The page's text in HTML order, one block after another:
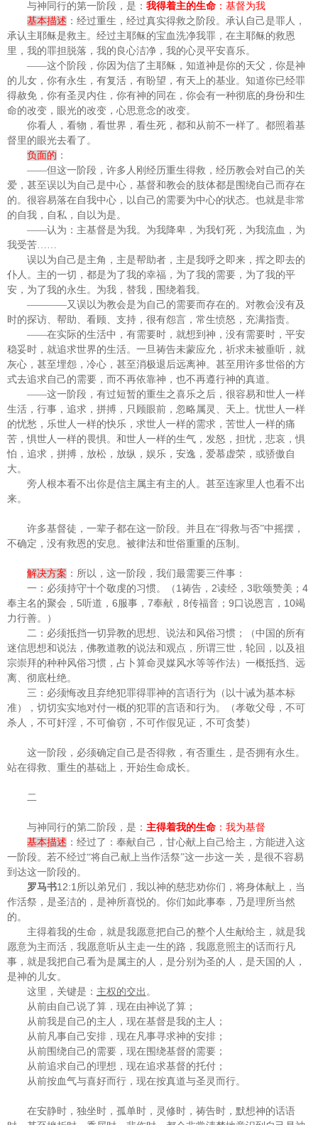
与神同行的第一阶段，是： 我得着主的生命 ：基督为我
基本描述 ：经过重生，经过真实得救之阶段。承认自己是罪人，
承认主耶稣是救主。经过主耶稣的宝血洗净我罪，在主耶稣的救恩
里，我的罪担脱落，我的良心洁净，我的心灵平安喜乐。
——这个阶段，你因为信了主耶稣，知道神是你的天父，你是神
的儿女，你有永生，有复活，有盼望，有天上的基业。知道你已经罪
得赦免，你有圣灵内住，你有神的同在，你会有一种彻底的身份和生
命的改变，眼光的改变，心思意念的改变。
你看人，看物，看世界，看生死，都和从前不一样了。都照着基
督里的眼光去看了。
负面的 ：
——但这一阶段，许多人刚经历重生得救，经历教会对自己的关
爱，甚至误以为自己是中心，基督和教会的肢体都是围绕自己而存在
的。很容易落在自我中心，以自己的需要为中心的状态。也就是非常
的自我，自私，自以为是。
——认为：主基督是为我。为我降卑，为我钉死，为我流血，为
我受苦……
误以为自己是主角，主是帮助者，主是我呼之即来，挥之即去的
仆人。主的一切，都是为了我的幸福，为了我的需要，为了我的平
安，为了我的永生。为我，替我，围绕着我。
————又误以为教会是为自己的需要而存在的。对教会没有及
时的探访、帮助、看顾、支持，很有怨言，常生愤怒，充满指责。
——在实际的生活中，有需要时，就想到神，没有需要时，平安
稳妥时，就追求世界的生活。一旦祷告未蒙应允，祈求未被垂听，就
灰心，甚至埋怨，冷心，甚至消极退后远离神。甚至用许多世俗的方
式去追求自己的需要，而不再依靠神，也不再遵行神的真道。
——这一阶段，有过短暂的重生之喜乐之后，很容易和世人一样
生活，行事，追求，拼搏，只顾眼前，忽略属灵、天上。忧世人一样
的忧愁，乐世人一样的快乐，求世人一样的需求，苦世人一样的痛
苦，惧世人一样的畏惧。和世人一样的生气，发怒，担忧，悲哀，惧
怕，追求，拼搏，放松，放纵，娱乐，安逸，爱慕虚荣，或骄傲自
大。
旁人根本看不出你是信主属主有主的人。甚至连家里人也看不出
来。
许多基督徒，一辈子都在这一阶段。并且在“得救与否”中摇摆，
不确定，没有救恩的安息。被律法和世俗重重的压制。
解决方案 ：所以，这一阶段，我们最需要三件事：
一：必须持守十个敬虔的习惯。（ 1 祷告， 2读经， 3歌颂赞美； 4
奉主名的聚会， 5听道， 6服事， 7奉献， 8传福音； 9 口说恩言， 10竭
力行善。）
二：必须抵挡一切异教的思想、说法和风俗习惯；（中国的所有
迷信思想和说法，佛教道教的说法和观点，所谓三世，轮回，以及祖
宗崇拜的种种风俗习惯，占卜算命灵媒风水等等作法）一概抵挡、远
离、彻底杜绝。
三：必须悔改且弃绝犯罪得罪神的言语行为（以十诫为基本标
准），切切实实地对付一概的犯罪的言语和行为。（孝敬父母，不可
杀人，不可奸淫，不可偷窃，不可作假见证，不可贪婪）
这一阶段，必须确定自己是否得救，有否重生，是否拥有永生。
站在得救、重生的基础上，开始生命成长。
二
与神同行的第二阶段，是： 主得着我的生命 ：我为基督
基本描述 ：经过了：奉献自己，甘心献上自己给主，方能进入这
一阶段。若不经过“将自己献上当作活祭”这一步这一关，是很不容易
到达这一阶段的。
罗马书12:1 所以弟兄们，我以神的慈悲劝你们，将身体献上，当
作活祭，是圣洁的，是神所喜悦的。你们如此事奉，乃是理所当然
的。
主得着我的生命，就是我愿意把自己的整个人生献给主，就是我
愿意为主而活，我愿意听从主走一生的路，我愿意照主的话而行凡
事，就是我把自己看为是属主的人，是分别为圣的人，是天国的人，
是神的儿女。
这里，关键是： 主权的交出 。
从前由自己说了算，现在由神说了算；
从前我是自己的主人，现在基督是我的主人；
从前凡事自己安排，现在凡事寻求神的安排；
从前围绕自己的需要，现在围绕基督的需要；
从前追求自己的理想，现在追求基督的托付；
从前按血气与喜好而行，现在按真道与圣灵而行。
在安静时，独坐时，孤单时，灵修时，祷告时，默想神的话语